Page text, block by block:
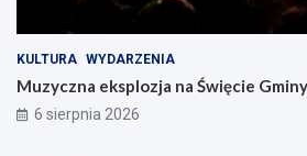
KULTURA WYDARZENIA
Muzyczna eksplozja na Święcie
6 sierpnia 2026